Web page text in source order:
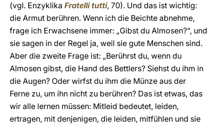
(vgl. Enzyklika Fratelli tutti, 70). Und das ist wichtig:
die Armut berühren. Wenn ich die Beichte abnehme,
frage ich Erwachsene immer: „Gibst du Almosen?“, und
sie sagen in der Regel ja, weil sie gute Menschen sind.
Aber die zweite Frage ist: „Berührst du, wenn du
Almosen gibst, die Hand des Bettlers? Siehst du ihm in
die Augen? Oder wirfst du ihm die Münze aus der
Ferne zu, um ihn nicht zu berühren? Das ist etwas, das
wir alle lernen müssen: Mitleid bedeutet, leiden,
ertragen, mit denjenigen, die leiden, mitfühlen und sie